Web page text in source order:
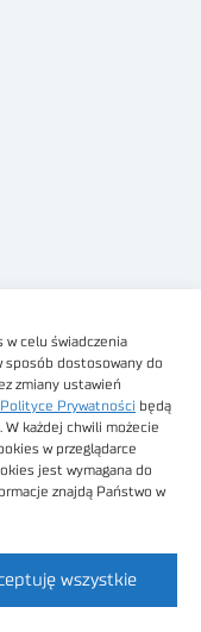
celu świadczenia
sposób dostosowany do
zmiany ustawień
Polityce Prywatności będą
W każdej chwili możecie
w przeglądarce
jest wymagana do
znajdą Państwo w
wszystkie